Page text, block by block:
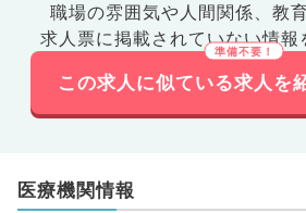
職場の雰囲気や人間関係、 教
求人票に掲載されていない情報
この求人に似ている求人を
医療機関情報